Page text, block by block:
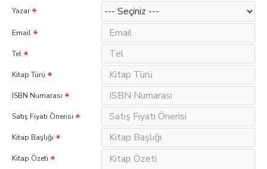
Yazar
Email
Tel
Kitap Türü
ISBN Numarası
Satış Fiyatı Önerisi
Kitap Başlığı
Kitap Özeti